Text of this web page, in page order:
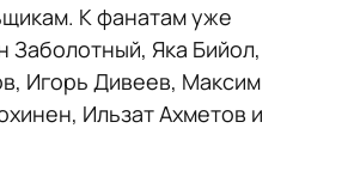
К фанатам уже
Заболотный, Яка Бийол,
Игорь Дивеев, Максим
Ильзат Ахметов и